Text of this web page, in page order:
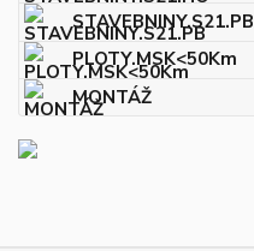
STAVEBNINY.S21.PB
PLOTY.MSK<50Km
MONTÁŽ